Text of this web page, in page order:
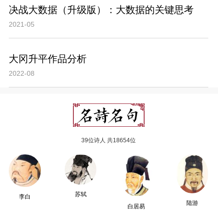
决战大数据（升级版）：大数据的关键思考
2021-05
大冈升平作品分析
2022-08
39位诗人 共18654位
李白
苏轼
白居易
陆游